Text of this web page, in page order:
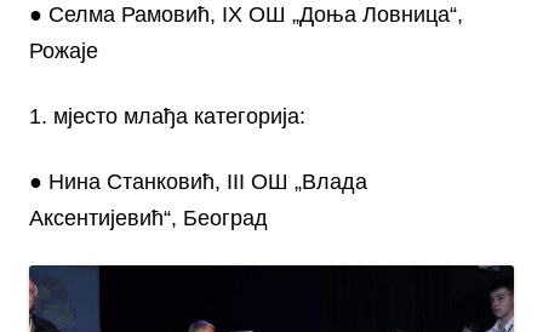
● Селма Рамовић, IX ОШ „Доња Ловница“,
Рожаје
1. мјесто млађа категорија:
● Нина Станковић, III ОШ „Влада
Аксентијевић“, Београд